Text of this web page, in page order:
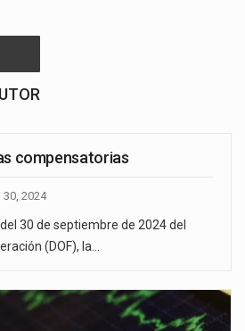
compensatorias
30, 2024
30 de septiembre de 2024 del
(DOF), la…